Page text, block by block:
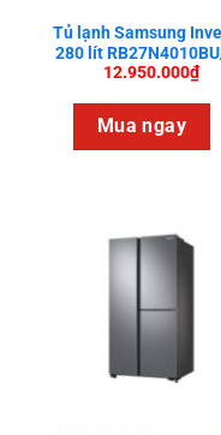
Tủ lạnh Samsung
280 lít
12.950.000₫
Mua ngay